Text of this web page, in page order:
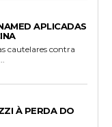
APLICADAS
cautelares contra
À PERDA DO